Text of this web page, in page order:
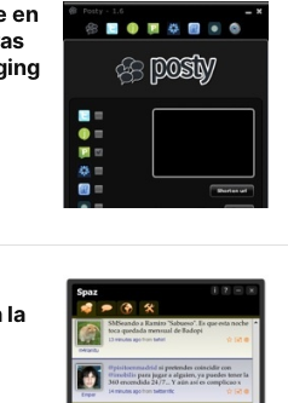
en
la